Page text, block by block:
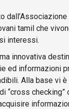
dall’Associazione
tamil che
interessi.
innovativa
ed informazioni
Alla base vi è
“cross checking”